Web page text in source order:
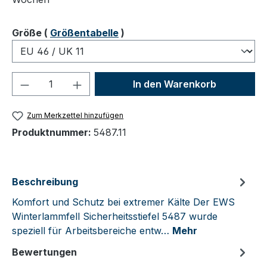
Größeauswählen
( Größentabelle )
Produkt Anzahl: Gib denIn den Warenkorb
Zum Merkzettel hinzufügen
Produktnummer: 5487.11
Beschreibung
Komfort und Schutz bei extremer Kälte Der EWS
Winterlammfell Sicherheitsstiefel 5487 wurde
speziell für Arbeitsbereiche entw… Mehr
Bewertungen